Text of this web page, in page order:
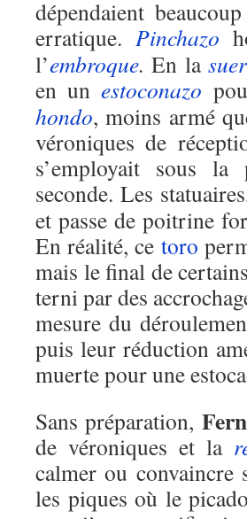
dépendaient
erratique. Pinchazo
l’embroque.En la
en unestoconazo
hondo, moins armé
véroniques de
s’employait sous
seconde. Les
et passe de poitrine
En réalité, ce toro
mais le final de certains
terni par des
mesure du
puis leur réduction
muerte pour une
Sans préparation,
de véroniques et la
calmer ou convaincre
les piques où le